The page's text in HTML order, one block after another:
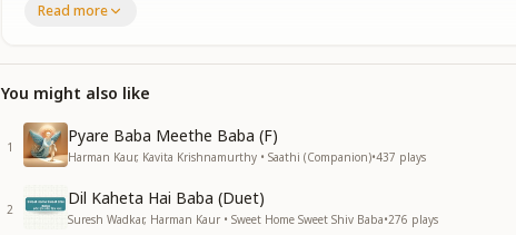
शुभ आशाओ के दिव्य प्रभासे
जग मे उजाला लाये हम
करुणा दया क्षमा अपनाकर
अमृत प्रेम का बरसाये हम
बन वरदानी महादानी
ज्ञान के मोती लुटाये हम
Read more
You might also like
1
Pyare Baba Meethe Baba (F)
Harman Kaur, Kavita Krishnamurthy • Saathi (Companion)•437 plays
2
Dil Kaheta Hai Baba (Duet)
Suresh Wadkar, Harman Kaur • Sweet Home Sweet Shiv Baba•276 plays